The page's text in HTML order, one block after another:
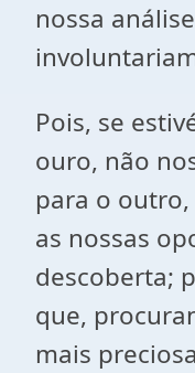
nossa
Pois, se
ouro, não
para o
as nossas
descoberta;
que,
mais